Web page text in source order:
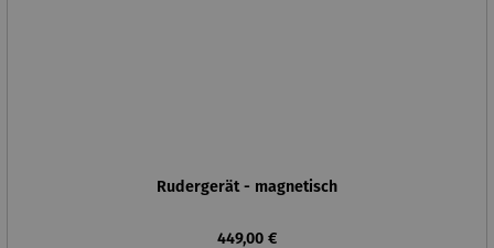
Rudergerät - magnetisch
Regulärer Preis:
449,00 €